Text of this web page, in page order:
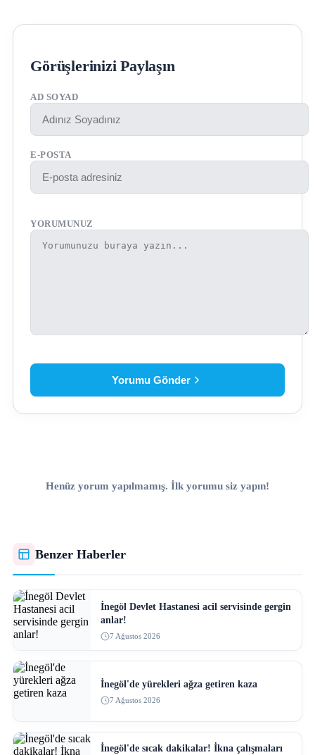
Görüşlerinizi Paylaşın
AD SOYAD
E-POSTA
YORUMUNUZ
Yorumu Gönder
Henüz yorum yapılmamış. İlk yorumu siz yapın!
Benzer Haberler
İnegöl Devlet Hastanesi acil servisinde gergin
anlar!
7 Ağustos 2026
İnegöl'de yürekleri ağza getiren kaza
7 Ağustos 2026
İnegöl'de sıcak dakikalar! İkna çalışmaları